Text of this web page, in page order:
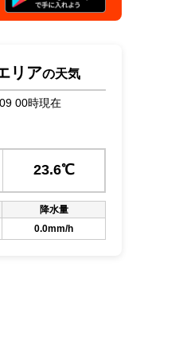
リアの天気
00時現在
23.6℃
降水量
0.0mm/h